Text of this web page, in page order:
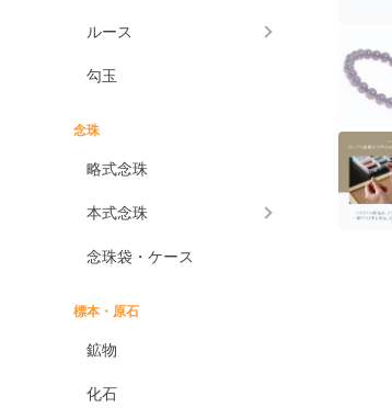
ルース
勾玉
念珠
略式念珠
本式念珠
念珠袋・ケース
標本・原石
鉱物
化石